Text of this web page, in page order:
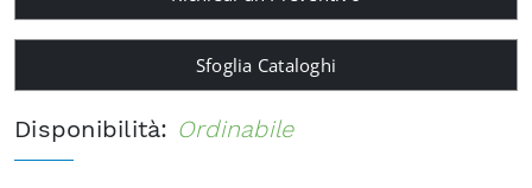
Sfoglia Cataloghi
Disponibilità: Ordinabile